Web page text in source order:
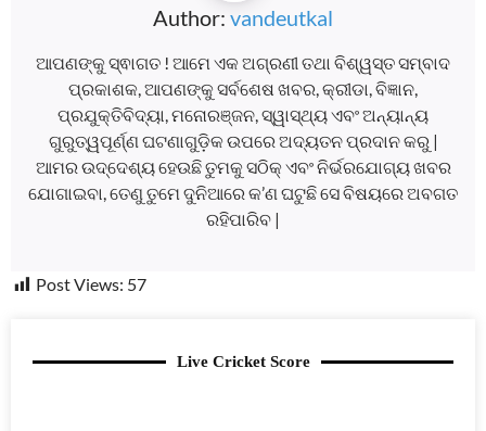
Author: vandeutkal
ଆପଣଙ୍କୁ ସ୍ଵାଗତ ! ଆମେ ଏକ ଅଗ୍ରଣୀ ତଥା ବିଶ୍ୱସ୍ତ ସମ୍ବାଦ
ପ୍ରକାଶକ, ଆପଣଙ୍କୁ ସର୍ବଶେଷ ଖବର, କ୍ରୀଡା, ବିଜ୍ଞାନ,
ପ୍ରଯୁକ୍ତିବିଦ୍ୟା, ମନୋରଞ୍ଜନ, ସ୍ୱାସ୍ଥ୍ୟ ଏବଂ ଅନ୍ୟାନ୍ୟ
ଗୁରୁତ୍ୱପୂର୍ଣ୍ଣ ଘଟଣାଗୁଡ଼ିକ ଉପରେ ଅଦ୍ୟତନ ପ୍ରଦାନ କରୁ |
ଆମର ଉଦ୍ଦେଶ୍ୟ ହେଉଛି ତୁମକୁ ସଠିକ୍ ଏବଂ ନିର୍ଭରଯୋଗ୍ୟ ଖବର
ଯୋଗାଇବା, ତେଣୁ ତୁମେ ଦୁନିଆରେ କ’ଣ ଘଟୁଛି ସେ ବିଷୟରେ ଅବଗତ
ରହିପାରିବ |
Post Views: 57
Live Cricket Score